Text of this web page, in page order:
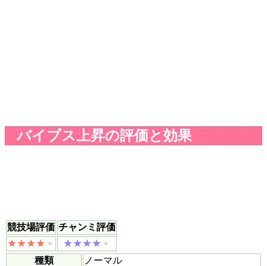
バイブス上昇の評価と効果
競技場評価 チャンミ評価
種類
ノーマル